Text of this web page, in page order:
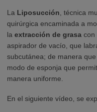
La Liposucción , técnica
quirúrgica encaminada a
la extracción de grasa con
aspirador de vacío, que
subcutánea; de manera
modo de esponja que
manera uniforme.
En el siguiente vídeo, se